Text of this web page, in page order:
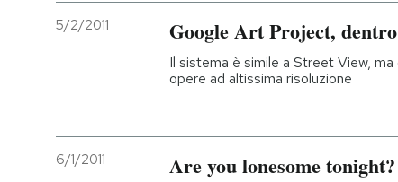
5/2/2011 Google Art Project,
Il sistema è simile a Street View,
opere ad altissima risoluzione
6/1/2011 Are you lonesome tonight?